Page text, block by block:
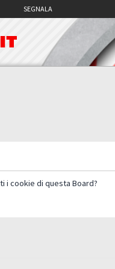
SEGNALA
i cookie di questa Board?